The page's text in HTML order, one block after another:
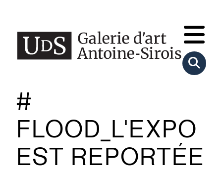
#
FLOOD_L'EXPO
EST REPORTÉE